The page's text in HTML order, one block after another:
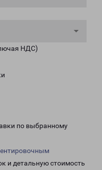
НДС)
по выбранному
и детальную стоимость